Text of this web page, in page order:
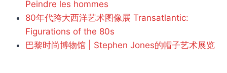
Peindre les hommes
80年代跨大西洋艺术图像展 Transatlantic:
Figurations of the 80s
巴黎时尚博物馆 | Stephen Jones的帽子艺术展览